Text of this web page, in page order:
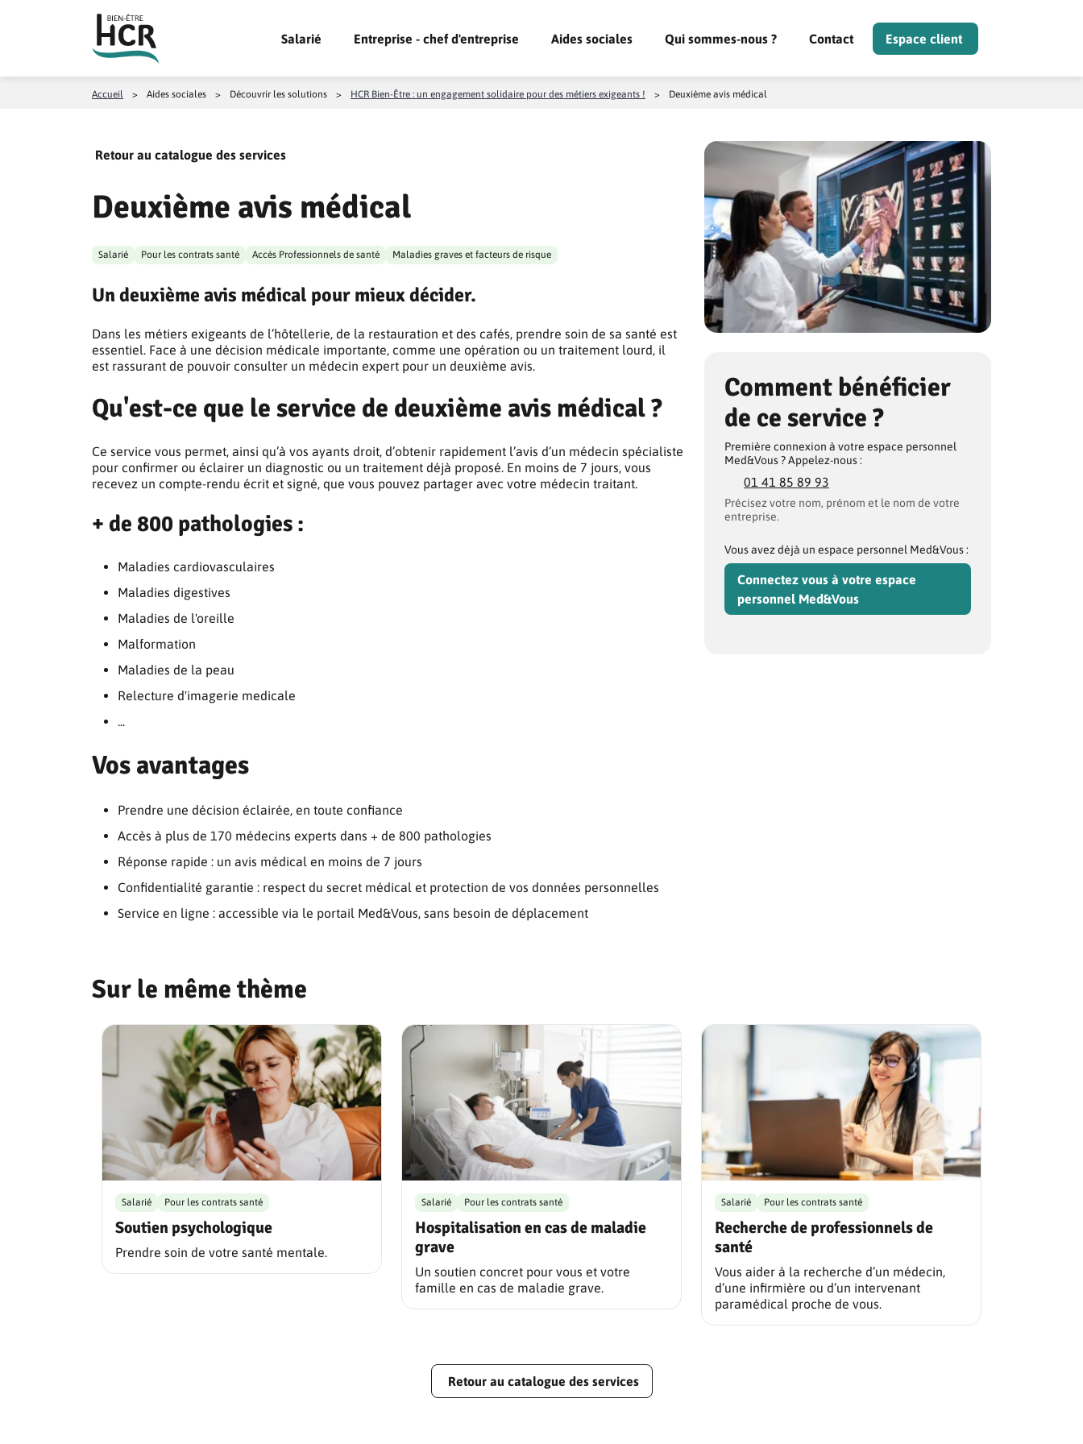
Salarié Entreprise - chef d'entreprise Aides sociales Qui sommes-nous ? Contact Espace client
Accueil > Aides sociales > Découvrir les solutions > HCR Bien-Être : un engagement solidaire pour des métiers exigeants ! > Deuxième avis médical
Retour au catalogue des services
Deuxième avis médical
Salarié Pour les contrats santé Accès Professionnels de santé Maladies graves et facteurs de risque
Un deuxième avis médical pour mieux décider.
Dans les métiers exigeants de l’hôtellerie, de la restauration et des cafés, prendre soin de sa santé est
essentiel. Face à une décision médicale importante, comme une opération ou un traitement lourd, il
est rassurant de pouvoir consulter un médecin expert pour un deuxième avis.
Qu'est-ce que le service de deuxième avis médical ?
Ce service vous permet, ainsi qu’à vos ayants droit, d’obtenir rapidement l’avis d’un médecin spécialiste
pour confirmer ou éclairer un diagnostic ou un traitement déjà proposé. En moins de 7 jours, vous
recevez un compte-rendu écrit et signé, que vous pouvez partager avec votre médecin traitant.
+ de 800 pathologies :
Maladies cardiovasculaires
Maladies digestives
Maladies de l'oreille
Malformation
Maladies de la peau
Relecture d'imagerie medicale
...
Vos avantages
Prendre une décision éclairée, en toute confiance
Accès à plus de 170 médecins experts dans + de 800 pathologies
Réponse rapide : un avis médical en moins de 7 jours
Confidentialité garantie : respect du secret médical et protection de vos données personnelles
Service en ligne : accessible via le portail Med&Vous, sans besoin de déplacement
Comment bénéficier
de ce service ?
Première connexion à votre espace personnel
Med&Vous ? Appelez-nous :
01 41 85 89 93
Précisez votre nom, prénom et le nom de votre
entreprise.
Vous avez déjà un espace personnel Med&Vous :
Connectez vous à votre espace
personnel Med&Vous
Sur le même thème
Soutien psychologique
Salarié Pour les contrats santé
Prendre soin de votre santé mentale.
Hospitalisation en cas de maladie
grave
Salarié Pour les contrats santé
Un soutien concret pour vous et votre
famille en cas de maladie grave.
Recherche de professionnels de
santé
Salarié Pour les contrats santé
Vous aider à la recherche d’un médecin,
d’une infirmière ou d’un intervenant
paramédical proche de vous.
Retour au catalogue des services